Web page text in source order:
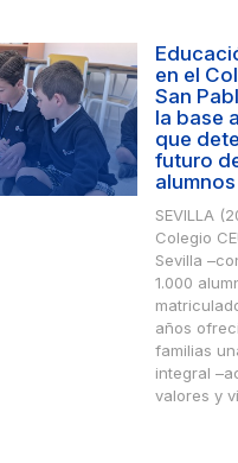
en el
San
la base
que
futuro
alumnos
SEVILLA
Colegio
Sevilla
1.000
años
familias
integral
valores y